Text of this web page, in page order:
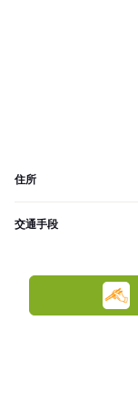
住所
交通手段